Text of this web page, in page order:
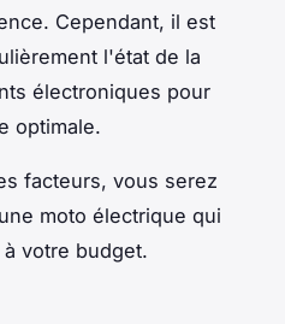
Cependant, il est
l'état de la
électroniques pour
optimale.
facteurs, vous serez
moto électrique qui
votre budget.